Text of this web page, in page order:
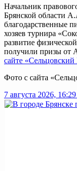
Начальник
Брянской области
благодарственные
хозяев турнира
развитие
получили призы от
сайте «Сельцовский
Фото с сайта
7 августа 2026, 16:29